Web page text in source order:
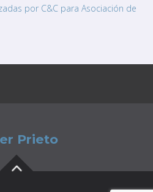
por C&C para Asociación de
Prieto